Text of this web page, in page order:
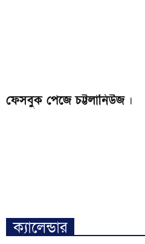
ফেসবুক পেজে চট্টলানিউজ ।
ক্যালেন্ডার